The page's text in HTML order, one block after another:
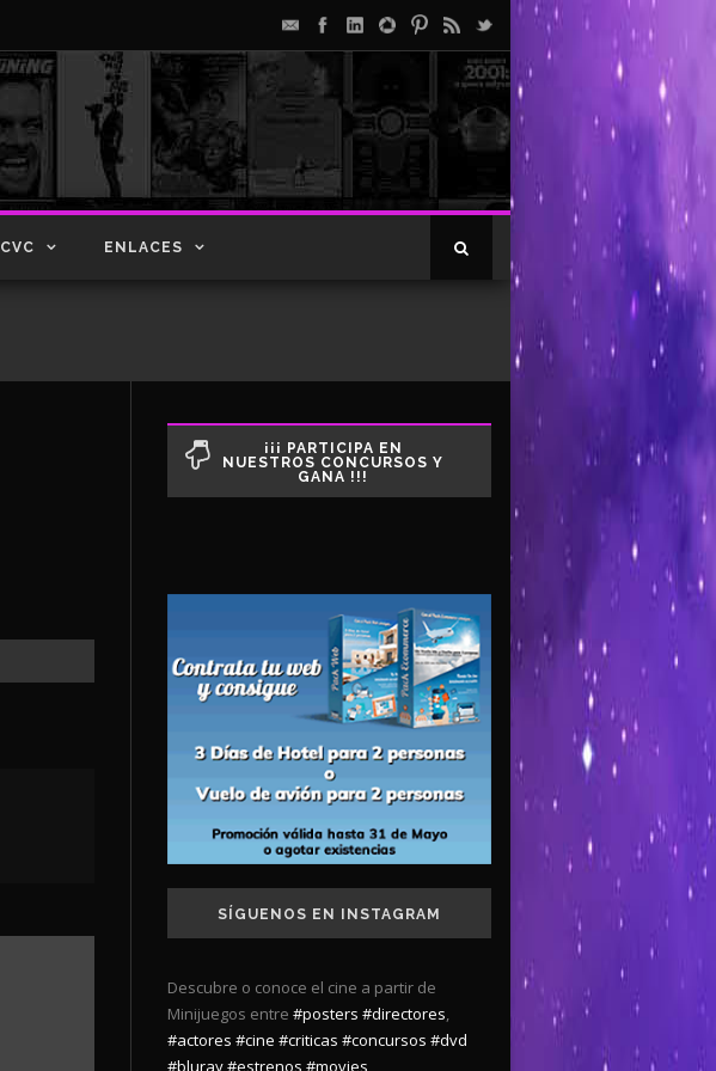
CVC ENLACES
¡¡¡ PARTICIPA EN
NUESTROS CONCURSOS Y
GANA !!!
SÍGUENOS EN INSTAGRAM
Descubre o conoce el cine a partir de
Minijuegos entre #posters #directores,
#actores #cine #criticas #concursos #dvd
#bluray#estrenos #movies